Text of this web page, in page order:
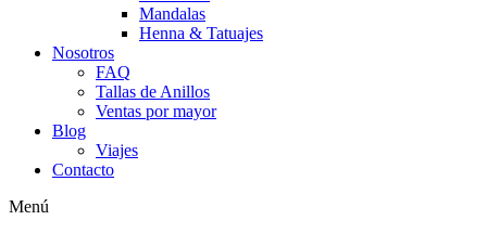
Mandalas
Henna & Tatuajes
Nosotros
FAQ
Tallas de Anillos
Ventas por mayor
Blog
Viajes
Contacto
Menú